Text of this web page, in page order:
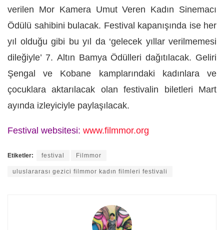
verilen Mor Kamera Umut Veren Kadın Sinemacı
Ödülü sahibini bulacak. Festival kapanışında ise her
yıl olduğu gibi bu yıl da ‘gelecek yıllar verilmemesi
dileğiyle’ 7. Altın Bamya Ödülleri dağıtılacak. Geliri
Şengal ve Kobane kamplarındaki kadınlara ve
çocuklara aktarılacak olan festivalin biletleri Mart
ayında izleyiciyle paylaşılacak.
Festival websitesi: www.filmmor.org
Etiketler: festival Filmmor
uluslararası gezici filmmor kadın filmleri festivali